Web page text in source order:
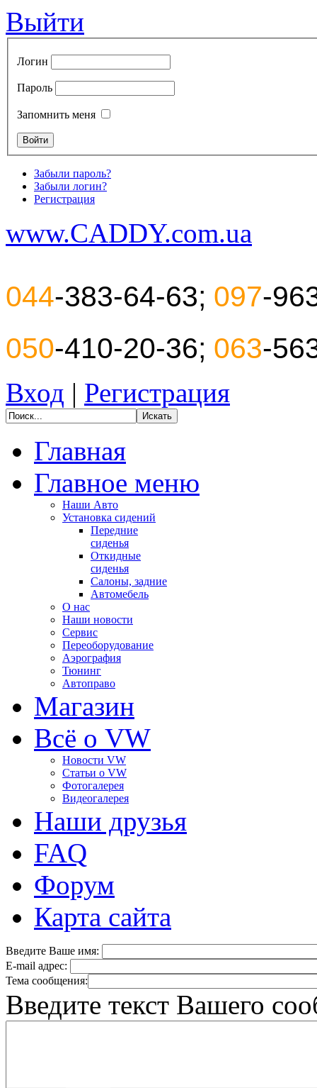
Выйти
Логин
Пароль
Запомнить меня
Забыли пароль?
Забыли логин?
Регистрация
www.CADDY.com.ua
044-383-64-63; 097-
050-410-20-36; 063-
Вход | Регистрация
Главная
Главное меню
Наши Авто
Установка сидений
Передние
сиденья
Откидные
сиденья
Салоны, задние
Автомебель
О нас
Наши новости
Сервис
Переоборудование
Аэрография
Тюнинг
Автоправо
Магазин
Всё о VW
Новости VW
Статьи o VW
Фотогалерея
Видеогалерея
Наши друзья
FAQ
Форум
Карта сайта
Введите Ваше имя:
E-mail адрес:
Тема сообщения:
Введите текст Вашего